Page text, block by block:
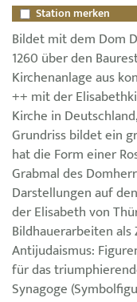
Station merken
Bildet mit dem Dom
1260 über den
Kirchenanlage aus
++ mit der
Kirche in
Grundriss bildet ein
hat die Form einer
Grabmal des
Darstellungen auf
der Elisabeth von
Bildhauerarbeiten
Antijudaismus:
für das
Synagoge